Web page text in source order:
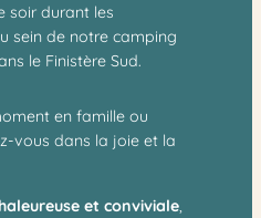
soir durant les
sein de notre camping
le Finistère Sud.
en famille ou
vous dans la joie et la
et conviviale